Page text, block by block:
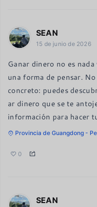
SEAN
15 de junio de 2026
Ganar dinero no es
una forma de pensar.
concreto: puedes
ar dinero que se te
información para hacer
Provincia de Guangdong -
0
SEAN